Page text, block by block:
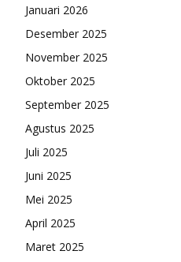
Januari 2026
Desember 2025
November 2025
Oktober 2025
September 2025
Agustus 2025
Juli 2025
Juni 2025
Mei 2025
April 2025
Maret 2025